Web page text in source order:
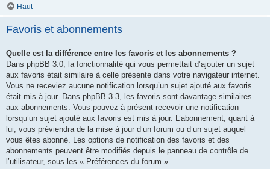
Haut
Favoris et abonnements
Quelle est la différence entre les favoris et les abonnements ?
Dans phpBB 3.0, la fonctionnalité qui vous permettait d’ajouter un sujet
aux favoris était similaire à celle présente dans votre navigateur internet.
Vous ne receviez aucune notification lorsqu’un sujet ajouté aux favoris
était mis à jour. Dans phpBB 3.3, les favoris sont davantage similaires
aux abonnements. Vous pouvez à présent recevoir une notification
lorsqu’un sujet ajouté aux favoris est mis à jour. L’abonnement, quant à
lui, vous préviendra de la mise à jour d’un forum ou d’un sujet auquel
vous êtes abonné. Les options de notification des favoris et des
abonnements peuvent être modifiés depuis le panneau de contrôle de
l’utilisateur, sous les « Préférences du forum ».